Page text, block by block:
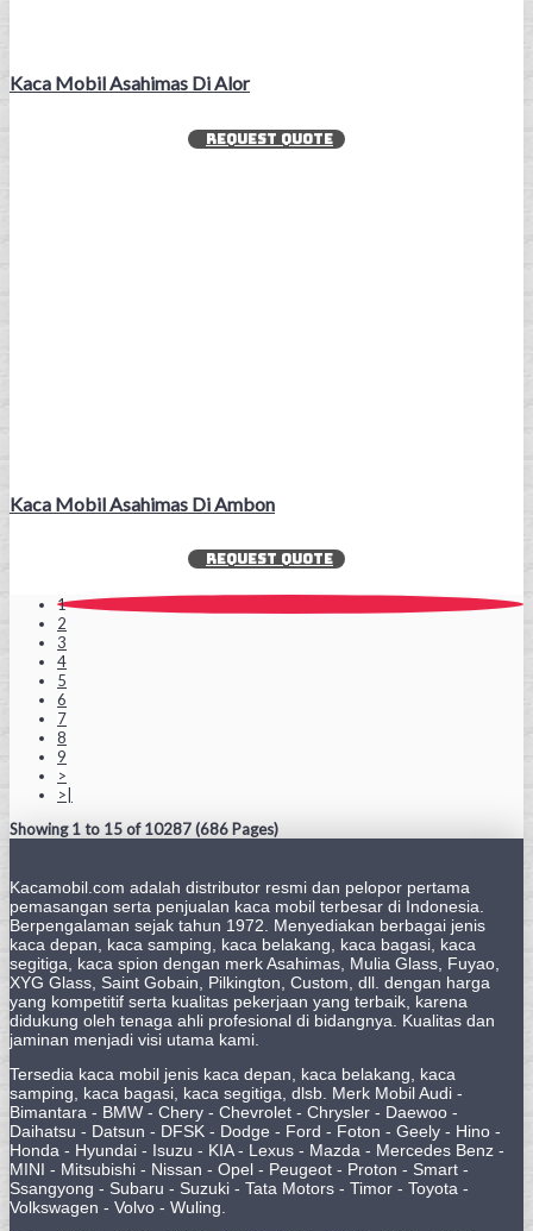
Kaca Mobil Asahimas Di Alor
REQUEST QUOTE
Kaca Mobil Asahimas Di Ambon
REQUEST QUOTE
1
2
3
4
5
6
7
8
9
>
>|
Showing 1 to 15 of 10287 (686 Pages)
Kacamobil.com adalah distributor resmi dan pelopor pertama
pemasangan serta penjualan kaca mobil terbesar di Indonesia.
Berpengalaman sejak tahun 1972. Menyediakan berbagai jenis
kaca depan, kaca samping, kaca belakang, kaca bagasi, kaca
segitiga, kaca spion dengan merk Asahimas, Mulia Glass, Fuyao,
XYG Glass, Saint Gobain, Pilkington, Custom, dll. dengan harga
yang kompetitif serta kualitas pekerjaan yang terbaik, karena
didukung oleh tenaga ahli profesional di bidangnya. Kualitas dan
jaminan menjadi visi utama kami.
Tersedia kaca mobil jenis kaca depan, kaca belakang, kaca
samping, kaca bagasi, kaca segitiga, dlsb. Merk Mobil Audi -
Bimantara - BMW - Chery - Chevrolet - Chrysler - Daewoo -
Daihatsu - Datsun - DFSK - Dodge - Ford - Foton - Geely - Hino -
Honda - Hyundai - Isuzu - KIA - Lexus - Mazda - Mercedes Benz -
MINI - Mitsubishi - Nissan - Opel - Peugeot - Proton - Smart -
Ssangyong - Subaru - Suzuki - Tata Motors - Timor - Toyota -
Volkswagen - Volvo - Wuling.